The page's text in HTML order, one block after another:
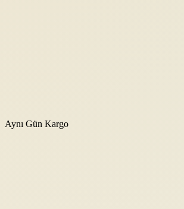
Aynı Gün Kargo